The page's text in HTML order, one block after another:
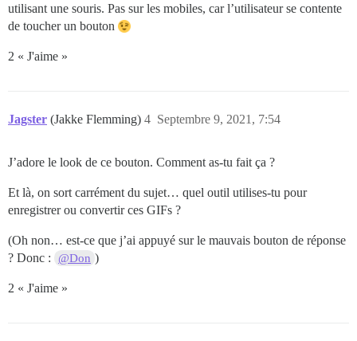
utilisant une souris. Pas sur les mobiles, car l’utilisateur se contente
de toucher un bouton
2 « J'aime »
Jagster (Jakke Flemming) Septembre 9, 2021, 7:54
4
J’adore le look de ce bouton. Comment as-tu fait ça ?
Et là, on sort carrément du sujet… quel outil utilises-tu pour
enregistrer ou convertir ces GIFs ?
(Oh non… est-ce que j’ai appuyé sur le mauvais bouton de réponse
? Donc :
@Don )
2 « J'aime »